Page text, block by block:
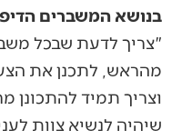
בנושא המשברים
"צריך לדעת שבכל
מהראש, לתכנן את
וצריך תמיד להתכונן
שיהיה לנשיא צוות